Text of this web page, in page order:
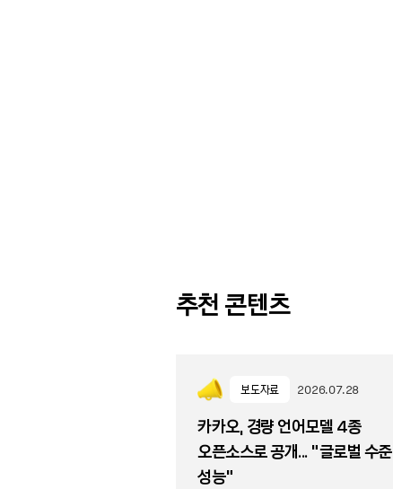
추천 콘텐츠
보도자료 2026.07.28
카카오, 경량 언어모델 4종
오픈소스로 공개... “글로벌 수준
성능”